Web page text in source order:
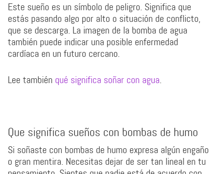
Este sueño es un símbolo de peligro. Significa que
estás pasando algo por alto o situación de conflicto,
que se descarga. La imagen de la bomba de agua
también puede indicar una posible enfermedad
cardíaca en un futuro cercano.
Lee también qué significa soñar con agua.
Que significa sueños con bombas de humo
Si soñaste con bombas de humo expresa algún engaño
o gran mentira. Necesitas dejar de ser tan lineal en tu